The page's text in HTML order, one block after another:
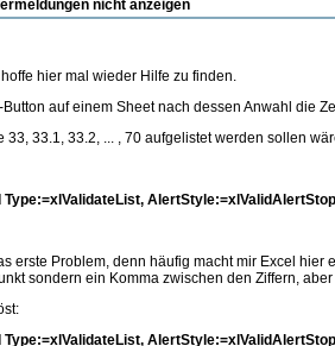
nicht anzeigen
hier mal wieder Hilfe zu finden.
auf einem Sheet nach dessen Anwahl die
33, 33.1, 33.2, ... , 70 aufgelistet werden sollen
erste Problem, denn häufig macht mir Excel
sondern ein Komma zwischen den Ziffern,